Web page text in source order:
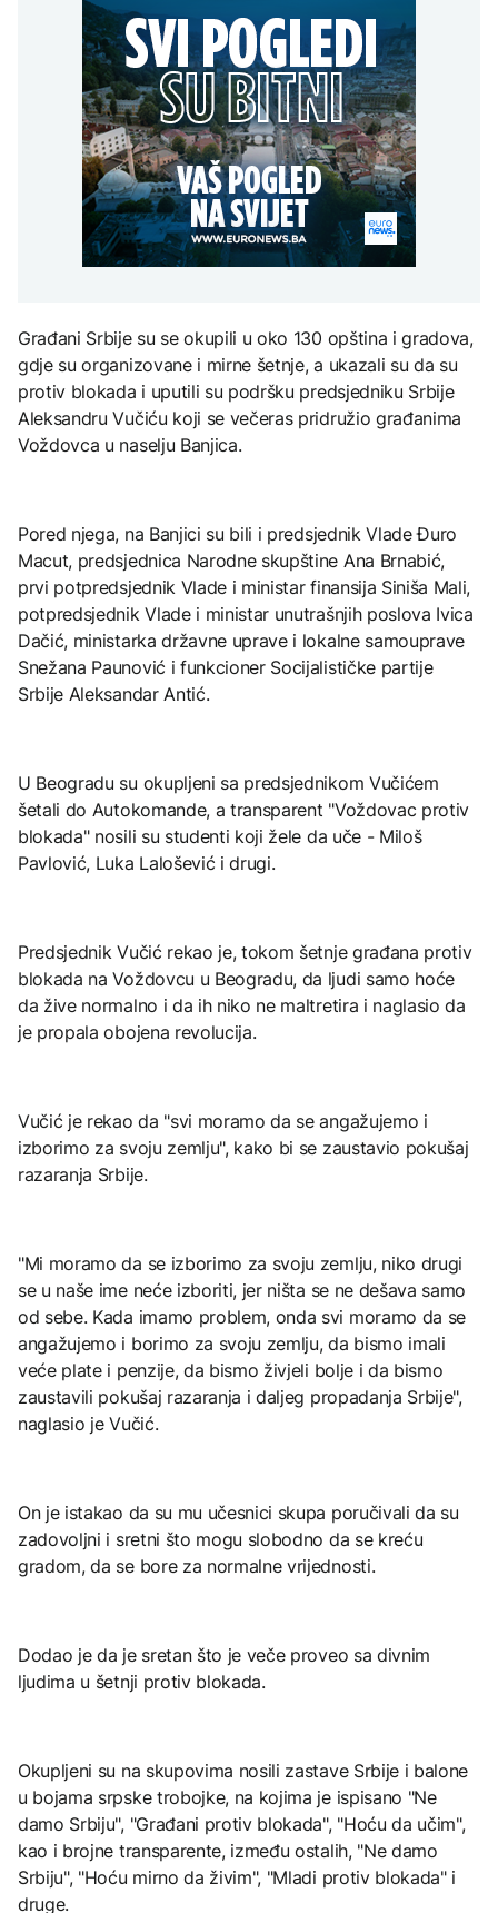
osvježenje, a onda
ponovo velike vrućine
AKTUELNO
Sladić najavio promjenu
vremena: Subota donosi
osvježenje, a onda
ponovo velike vrućine
Macut najavio dodatne
mjere za ublažavanje
posljedica toplotnog
talasa
upozoravaju: Putin bi
mogao testirati NATO
ograničenim napadom,
najveći rizik od jeseni
AKTUELNO
Erupcija Etne poremetila
aviosaobraćaj:
Aerodrom u Kataniji
obustavio dolaske letova
djece moraju platiti 942
miliona dolara
KULTURA
Rat i pijesak prijete
drevnim piramidama
Meroe u Sudanu
albumu
Građani Srbije su se okupili u oko 130 opština i gradova,
gdje su organizovane i mirne šetnje, a ukazali su da su
protiv blokada i uputili su podršku predsjedniku Srbije
Aleksandru Vučiću koji se večeras pridružio građanima
Voždovca u naselju Banjica.
Pored njega, na Banjici su bili i predsjednik Vlade Đuro
Macut, predsjednica Narodne skupštine Ana Brnabić,
prvi potpredsjednik Vlade i ministar finansija Siniša Mali,
potpredsjednik Vlade i ministar unutrašnjih poslova Ivica
Dačić, ministarka državne uprave i lokalne samouprave
Snežana Paunović i funkcioner Socijalističke partije
Srbije Aleksandar Antić.
U Beogradu su okupljeni sa predsjednikom Vučićem
šetali do Autokomande, a transparent "Voždovac protiv
blokada" nosili su studenti koji žele da uče - Miloš
Pavlović, Luka Lalošević i drugi.
Predsjednik Vučić rekao je, tokom šetnje građana protiv
blokada na Voždovcu u Beogradu, da ljudi samo hoće
da žive normalno i da ih niko ne maltretira i naglasio da
je propala obojena revolucija.
Vučić je rekao da "svi moramo da se angažujemo i
izborimo za svoju zemlju", kako bi se zaustavio pokušaj
razaranja Srbije.
"Mi moramo da se izborimo za svoju zemlju, niko drugi
se u naše ime neće izboriti, jer ništa se ne dešava samo
od sebe. Kada imamo problem, onda svi moramo da se
angažujemo i borimo za svoju zemlju, da bismo imali
veće plate i penzije, da bismo živjeli bolje i da bismo
zaustavili pokušaj razaranja i daljeg propadanja Srbije",
naglasio je Vučić.
On je istakao da su mu učesnici skupa poručivali da su
zadovoljni i sretni što mogu slobodno da se kreću
gradom, da se bore za normalne vrijednosti.
Dodao je da je sretan što je veče proveo sa divnim
ljudima u šetnji protiv blokada.
Okupljeni su na skupovima nosili zastave Srbije i balone
u bojama srpske trobojke, na kojima je ispisano "Ne
damo Srbiju", "Građani protiv blokada", "Hoću da učim",
kao i brojne transparente, između ostalih, "Ne damo
Srbiju", "Hoću mirno da živim", "Mladi protiv blokada" i
druge.